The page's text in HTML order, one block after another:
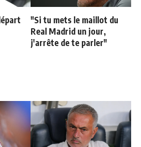
"Si tu mets le maillot du
Real Madrid un jour,
j'arrête de te parler"